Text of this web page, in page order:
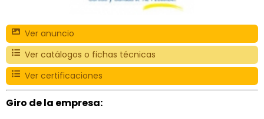
Ver anuncio
Ver catálogos o fichas técnicas
Ver certificaciones
Giro de la empresa: